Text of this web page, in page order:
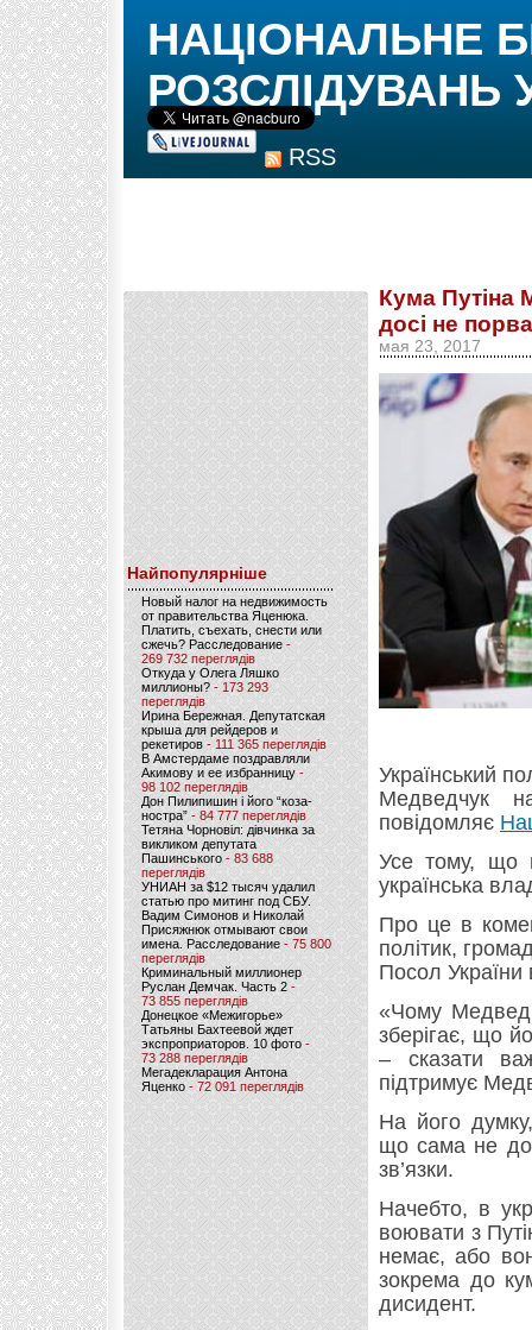
RSS
НАЦІОНАЛЬНЕ
РОЗСЛІДУВАНЬ
Найпопулярніше
Новый налог на недвижимость
от правительства Яценюка.
Платить, съехать, снести или
сжечь? Расследование-
269 732 переглядів
Откуда у Олега Ляшко
миллионы? - 173 293
переглядів
Ирина Бережная. Депутатская
крыша для рейдеров и
рекетиров - 111 365 переглядів
В Амстердаме поздравляли
Акимову и ее избранницу -
98 102 переглядів
Дон Пилипишин і його “коза-
ностра” - 84 777 переглядів
Тетяна Чорновіл: дівчинка за
викликом депутата
Пашинського- 83 688
переглядів
УНИАН за $12 тысяч удалил
статью про митинг под СБУ.
Вадим Симонов и Николай
Присяжнюк отмывают свои
имена. Расследование - 75 800
переглядів
Криминальный миллионер
Руслан Демчак. Часть 2-
73 855 переглядів
Донецкое «Межигорье»
Татьяны Бахтеевой ждет
экспроприаторов. 10 фото -
73 288 переглядів
Мегадекларация Антона
Яценко - 72 091 переглядів
Кума Путіна
досі не
мая 23, 2017
Український
Медведчук
повідомляє
Усе тому, що
українська
Про це в
політик,
Посол України
«Чому
зберігає, що
– сказати
підтримує
На його
що сама не до
зв’язки.
Начебто, в
воювати з
немає, або
зокрема до
дисидент.